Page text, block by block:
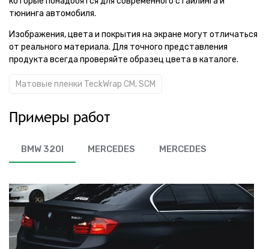
тюнинга автомобиля.
Изображения, цвета и покрытия на экране могут отличаться
от реального материала. Для точного представления
продукта всегда проверяйте образец цвета в каталоге.
Матовые пленки TeckWrap CM, SCM
Примеры работ
BMW 320I MERCEDES MERCEDES